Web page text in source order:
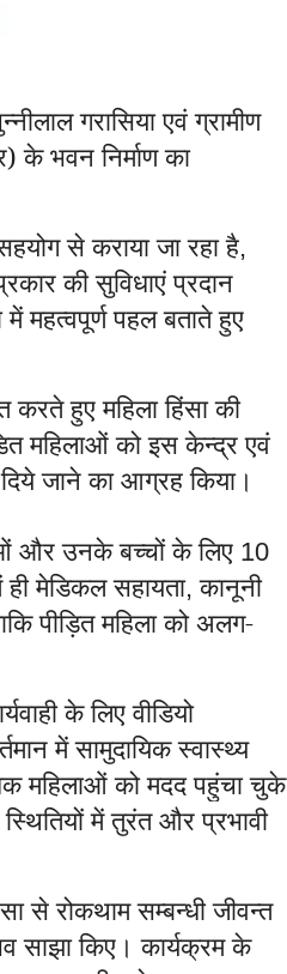
गरासिया एवं ग्रामीण
के भवन निर्माण का
से कराया जा रहा है,
की सुविधाएं प्रदान
महत्वपूर्ण पहल बताते हुए
करते हुए महिला हिंसा की
महिलाओं को इस केन्द्र एवं
जाने का आग्रह किया।
और उनके बच्चों के लिए 10
मेडिकल सहायता,कानूनी
पीड़ित महिला को अलग-
के लिए वीडियो
में सामुदायिक स्वास्थ्य
महिलाओं को मदद पहुंचा चुके
में तुरंत और प्रभावी
से रोकथाम सम्बन्धी जीवन्त
साझा किए। कार्यक्रम के